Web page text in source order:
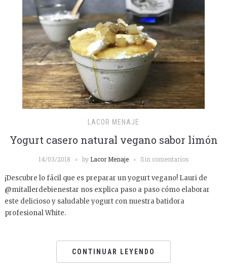
LACOR MENAJE
Yogurt casero natural vegano sabor limón
14/03/2018 by Lacor Menaje Sin comentarios
¡Descubre lo fácil que es preparar un yogurt vegano! Lauri de
@mitallerdebienestar nos explica paso a paso cómo elaborar
este delicioso y saludable yogurt con nuestra batidora
profesional White.
CONTINUAR LEYENDO